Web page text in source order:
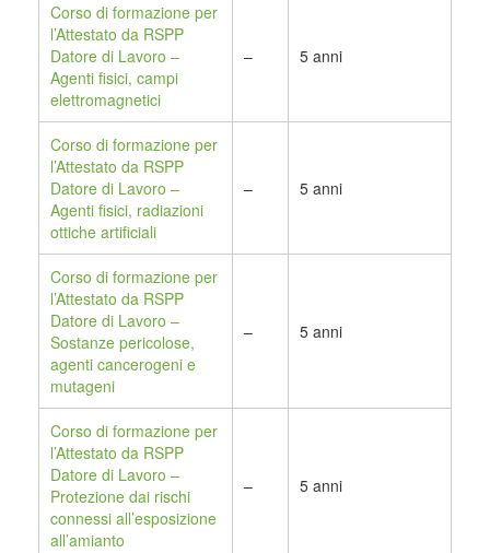
Corso di formazione per
l’Attestato da RSPP
Datore di Lavoro –
Agenti fisici, campi
elettromagnetici
– 5 anni
Corso di formazione per
l’Attestato da RSPP
Datore di Lavoro –
Agenti fisici, radiazioni
ottiche artificiali
– 5 anni
Corso di formazione per
l’Attestato da RSPP
Datore di Lavoro –
Sostanze pericolose,
agenti cancerogeni e
mutageni
– 5 anni
Corso di formazione per
l’Attestato da RSPP
Datore di Lavoro –
Protezione dai rischi
connessi all’esposizione
all’amianto
– 5 anni